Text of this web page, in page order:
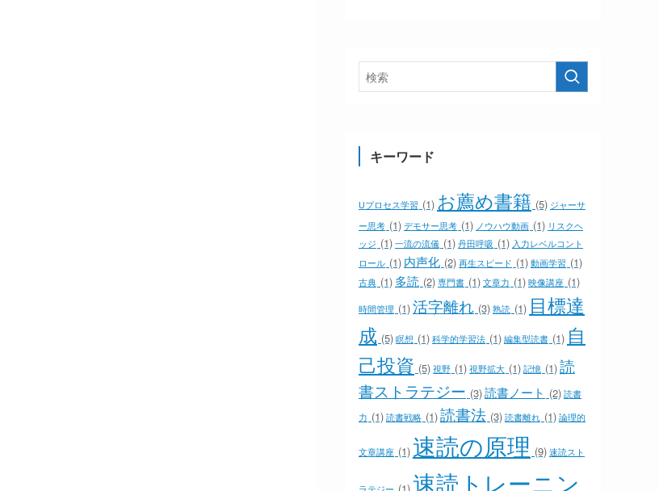
キーワード
Uプロセス学習 (1) お薦め書籍 (5) ジャーサ
ー思考 (1) デモサー思考 (1) ノウハウ動画 (1) リスクヘ
ッジ (1) 一流の流儀 (1) 丹田呼吸 (1) 入力レベルコント
ロール (1) 内声化 (2) 再生スピード (1) 動画学習 (1)
古典 (1) 多読 (2) 専門書 (1) 文章力 (1) 映像講座 (1)
時間管理 (1)活字離れ (3) 熟読 (1) 目標達
成 (5) 瞑想 (1) 科学的学習法 (1) 編集型読書 (1) 自
己投資 (5) 視野 (1) 視野拡大 (1) 記憶 (1)読
書ストラテジー (3)読書ノート (2) 読書
力 (1) 読書戦略 (1)読書法 (3) 読書離れ (1) 論理的
文章講座 (1) 速読の原理 (9) 速読スト
速読トレーニン